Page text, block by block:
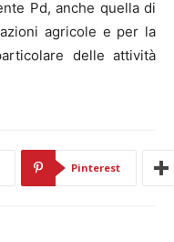
Pd, anche quella di
agricole e per la
delle attività
Pinterest